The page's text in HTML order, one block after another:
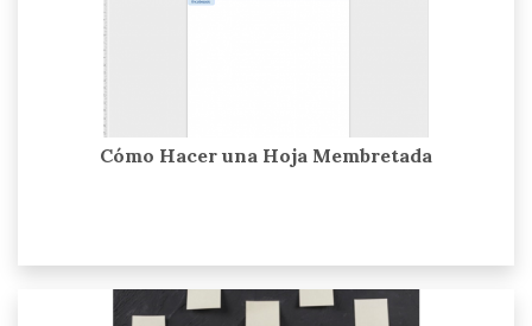
Cómo Hacer una Hoja Membretada